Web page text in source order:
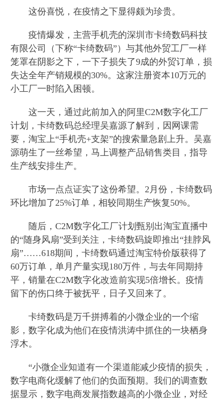
这份喜悦，在疫情之下显得颇为珍贵。
疫情爆发，主营手机壳的深圳市卡绮数码科技
有限公司（下称“卡绮数码”）与其他外贸工厂一样
笼罩在阴影之下，一下子损失了9成的外贸订单，损
失达全年产销规模的30%。这家注册资本10万元的
小工厂一时陷入困顿。
这一天，通过此前加入的阿里C2M数字化工厂
计划，卡绮数码总经理吴嘉源了解到，因网课需
要，淘宝上“手机壳+支架”的搜索量急剧上升。吴嘉
源萌生了一丝希望，马上调整产品销售类目，指导
生产线安排生产。
市场一点点证实了这份希望。2月份，卡绮数码
环比增加了25%订单，相较同期生产恢复50%。
随后，C2M数字化工厂计划甄别出淘宝直播中
的“随身风扇”受到关注，卡绮数码旋即推出“挂脖风
扇”……618期间，卡绮数码通过淘宝特价版获得了
60万订单，单月产量实现180万件，与去年同期持
平，销量在C2M数字化改造前实现5倍增长。疫情
留下的伤口终于被抚平，日子又回来了。
卡绮数码是万千拼搏着的小微企业的一个缩
影，数字化成为他们在疫情洪涛中抓住的一块栖身
浮木。
“小微企业知道有一个渠道能减少疫情的损失，
数字电商化缓解了他们的负面预期。我们的调查数
据显示，数字电商发展指数越高的小微企业，对经